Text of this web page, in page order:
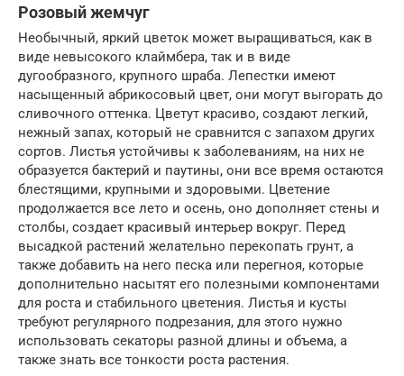
Розовый жемчуг
Необычный, яркий цветок может выращиваться, как в
виде невысокого клаймбера, так и в виде
дугообразного, крупного шраба. Лепестки имеют
насыщенный абрикосовый цвет, они могут выгорать до
сливочного оттенка. Цветут красиво, создают легкий,
нежный запах, который не сравнится с запахом других
сортов. Листья устойчивы к заболеваниям, на них не
образуется бактерий и паутины, они все время остаются
блестящими, крупными и здоровыми. Цветение
продолжается все лето и осень, оно дополняет стены и
столбы, создает красивый интерьер вокруг. Перед
высадкой растений желательно перекопать грунт, а
также добавить на него песка или перегноя, которые
дополнительно насытят его полезными компонентами
для роста и стабильного цветения. Листья и кусты
требуют регулярного подрезания, для этого нужно
использовать секаторы разной длины и объема, а
также знать все тонкости роста растения.